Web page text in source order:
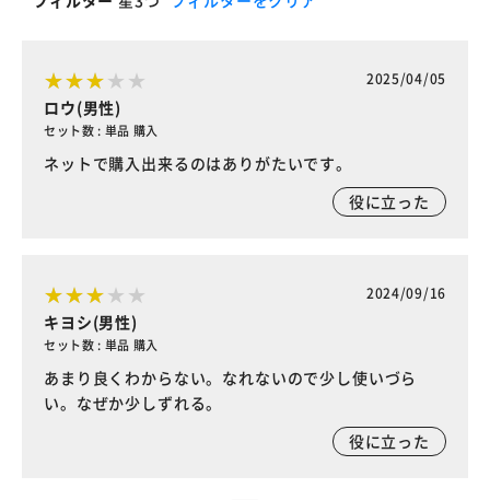
2025/04/05
ロウ(男性)
セット数 : 単品 購入
ネットで購入出来るのはありがたいです。
役に立った
2024/09/16
キヨシ(男性)
セット数 : 単品 購入
あまり良くわからない。なれないので少し使いづら
い。なぜか少しずれる。
役に立った